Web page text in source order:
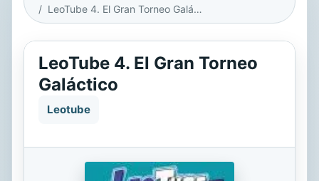
LeoTube 4. El Gran Torneo Galáctico
LeoTube 4. El Gran Torneo
Galáctico
Leotube